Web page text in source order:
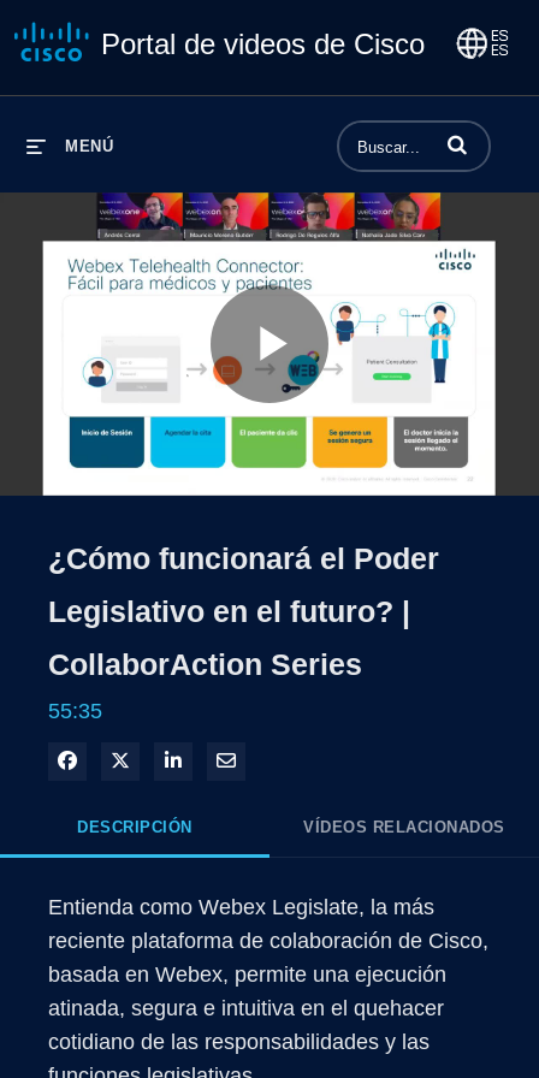
Portal de videos de Cisco
MENÚ Introduzca los
Play
¿Cómo funcionará el Poder
Legislativo en el futuro? |
CollaborAction Series
55:35
Compartir en Facebook
Compartir en X
Compartir en LinkedIn
Compartir por correo electrónico
DESCRIPCIÓN VÍDEOS RELACIONADOS
Entienda como Webex Legislate, la más
reciente plataforma de colaboración de Cisco,
basada en Webex, permite una ejecución
atinada, segura e intuitiva en el quehacer
cotidiano de las responsabilidades y las